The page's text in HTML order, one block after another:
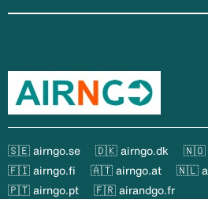
🇸🇪 airngo.se 🇩🇰 airngo.dk
🇳🇴
🇫🇮 airngo.fi
🇦🇹 airngo.at 🇳🇱
🇵🇹 airngo.pt
🇫🇷 airandgo.fr